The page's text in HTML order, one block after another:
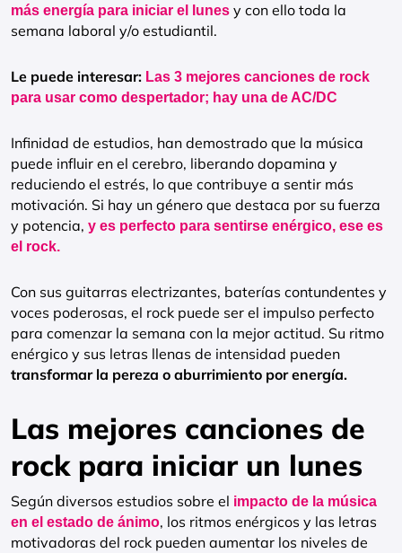
más energía para iniciar el lunes y con ello toda la
semana laboral y/o estudiantil.
Le puede interesar: Las 3 mejores canciones de rock
para usar como despertador; hay una de AC/DC
Infinidad de estudios, han demostrado que la música
puede influir en el cerebro, liberando dopamina y
reduciendo el estrés, lo que contribuye a sentir más
motivación. Si hay un género que destaca por su fuerza
y potencia, y es perfecto para sentirse enérgico, ese es
el rock.
Con sus guitarras electrizantes, baterías contundentes y
voces poderosas, el rock puede ser el impulso perfecto
para comenzar la semana con la mejor actitud. Su ritmo
enérgico y sus letras llenas de intensidad pueden
transformar la pereza o aburrimiento por energía.
Las mejores canciones de
rock para iniciar un lunes
Según diversos estudios sobre el impacto de la música
en el estado de ánimo, los ritmos enérgicos y las letras
motivadoras del rock pueden aumentar los niveles de